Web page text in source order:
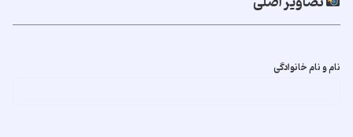
نام و نام خانوادگی